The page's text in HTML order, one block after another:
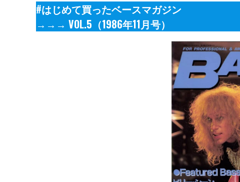
#はじめて買ったベースマガジン
→→→ VOL.5（1986年11月号）